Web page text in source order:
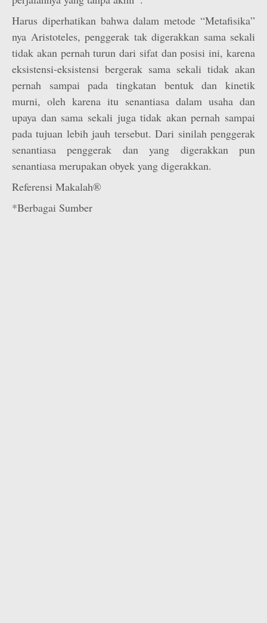
Harus diperhatikan bahwa dalam metode “Metafisika”
nya Aristoteles, penggerak tak digerakkan sama sekali
tidak akan pernah turun dari sifat dan posisi ini, karena
eksistensi-eksistensi bergerak sama sekali tidak akan
pernah sampai pada tingkatan bentuk dan kinetik
murni, oleh karena itu senantiasa dalam usaha dan
upaya dan sama sekali juga tidak akan pernah sampai
pada tujuan lebih jauh tersebut. Dari sinilah penggerak
senantiasa penggerak dan yang digerakkan pun
senantiasa merupakan obyek yang digerakkan.
Referensi Makalah®
*Berbagai Sumber